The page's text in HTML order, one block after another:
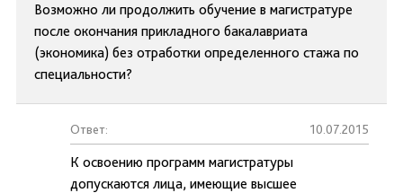
Возможно ли продолжить обучение в магистратуре
после окончания прикладного бакалавриата
(экономика) без отработки определенного стажа по
специальности?
Ответ: 10.07.2015
К освоению программ магистратуры
допускаются лица, имеющие высшее